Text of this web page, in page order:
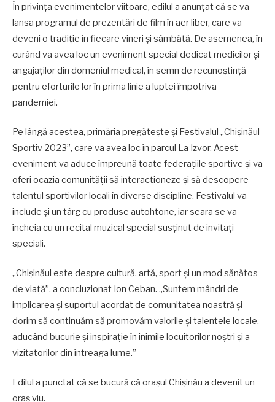
În privința evenimentelor viitoare, edilul a anunțat că se va
lansa programul de prezentări de film în aer liber, care va
deveni o tradiție în fiecare vineri și sâmbătă. De asemenea, în
curând va avea loc un eveniment special dedicat medicilor și
angajaților din domeniul medical, în semn de recunoștință
pentru eforturile lor în prima linie a luptei împotriva
pandemiei.
Pe lângă acestea, primăria pregătește și Festivalul „Chișinăul
Sportiv 2023”, care va avea loc în parcul La Izvor. Acest
eveniment va aduce împreună toate federațiile sportive și va
oferi ocazia comunității să interacționeze și să descopere
talentul sportivilor locali în diverse discipline. Festivalul va
include și un târg cu produse autohtone, iar seara se va
încheia cu un recital muzical special susținut de invitați
speciali.
„Chișinăul este despre cultură, artă, sport și un mod sănătos
de viață”, a concluzionat Ion Ceban. „Suntem mândri de
implicarea și suportul acordat de comunitatea noastră și
dorim să continuăm să promovăm valorile și talentele locale,
aducând bucurie și inspirație în inimile locuitorilor noștri și a
vizitatorilor din întreaga lume.”
Edilul a punctat că se bucură că orașul Chișinău a devenit un
oraș viu.